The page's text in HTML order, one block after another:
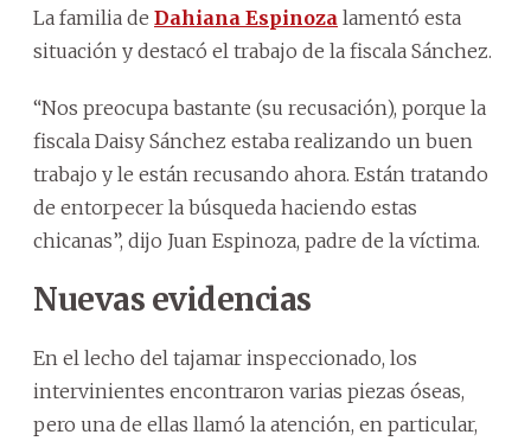
La familia de Dahiana Espinoza lamentó esta
situación y destacó el trabajo de la fiscala Sánchez.
“Nos preocupa bastante (su recusación), porque la
fiscala Daisy Sánchez estaba realizando un buen
trabajo y le están recusando ahora. Están tratando
de entorpecer la búsqueda haciendo estas
chicanas”, dijo Juan Espinoza, padre de la víctima.
Nuevas evidencias
En el lecho del tajamar inspeccionado, los
intervinientes encontraron varias piezas óseas,
pero una de ellas llamó la atención, en particular,